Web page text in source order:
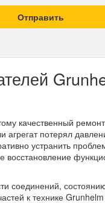
Отправить
качественный ремонт
потерял
устранить
соединений,
к технике